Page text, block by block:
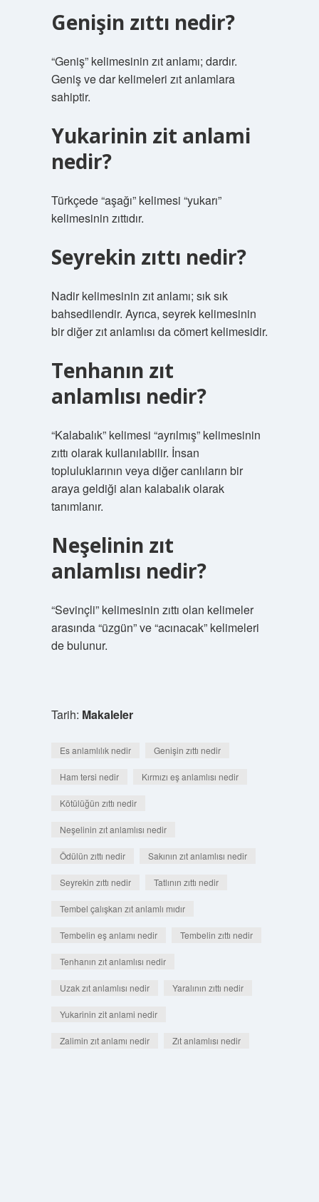
Genişin zıttı nedir?
“Geniş” kelimesinin zıt anlamı; dardır.
Geniş ve dar kelimeleri zıt anlamlara
sahiptir.
Yukarinin zit anlami
nedir?
Türkçede “aşağı” kelimesi “yukarı”
kelimesinin zıttıdır.
Seyrekin zıttı nedir?
Nadir kelimesinin zıt anlamı; sık sık
bahsedilendir. Ayrıca, seyrek kelimesinin
bir diğer zıt anlamlısı da cömert kelimesidir.
Tenhanın zıt
anlamlısı nedir?
“Kalabalık” kelimesi “ayrılmış” kelimesinin
zıttı olarak kullanılabilir. İnsan
topluluklarının veya diğer canlıların bir
araya geldiği alan kalabalık olarak
tanımlanır.
Neşelinin zıt
anlamlısı nedir?
“Sevinçli” kelimesinin zıttı olan kelimeler
arasında “üzgün” ve “acınacak” kelimeleri
de bulunur.
Tarih: Makaleler
Es anlamlılık nedir Genişin zıttı nedir
Ham tersi nedir Kırmızı eş anlamlısı nedir
Kötülüğün zıttı nedir
Neşelinin zıt anlamlısı nedir
Ödülün zıttı nedir Sakının zıt anlamlısı nedir
Seyrekin zıttı nedir Tatlının zıttı nedir
Tembel çalışkan zıt anlamlı mıdır
Tembelin eş anlamı nedir Tembelin zıttı nedir
Tenhanın zıt anlamlısı nedir
Uzak zıt anlamlısı nedir Yaralının zıttı nedir
Yukarinin zit anlami nedir
Zalimin zıt anlamı nedir Zıt anlamlısı nedir